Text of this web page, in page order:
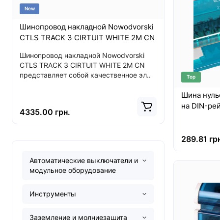
New
Шинопровод накладной Nowodvorski
CTLS TRACK 3 CIRTUIT WHITE 2M CN
Шинопровод накладной Nowodvorski
CTLS TRACK 3 CIRTUIT WHITE 2M CN
представляет собой качественное эл..
4335.00 грн.
CL ITAKA
WHITE CN
ITAKA
2583.00
Автоматические выключатели и
модульное оборудование
Инструменты
Заземление и молниезащита
Top
Шина
на DIN-
289.81